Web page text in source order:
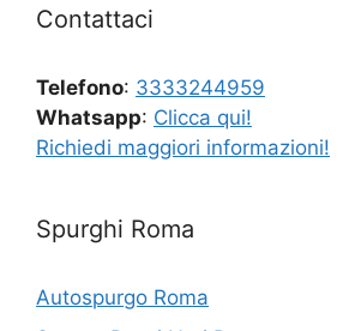
Contattaci
Telefono: 3333244959
Whatsapp: Clicca qui!
Richiedi maggiori informazioni!
Spurghi Roma
Autospurgo Roma